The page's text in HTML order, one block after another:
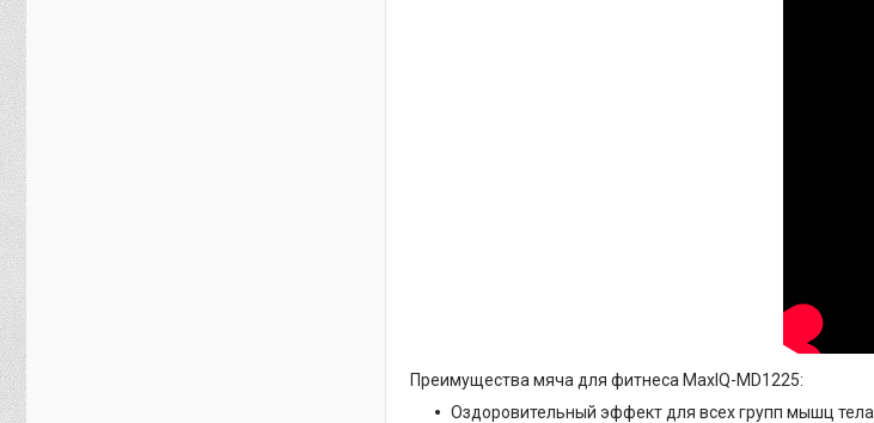
Преимущества мяча для фитнеса MaxIQ-MD1225:
Оздоровительный эффект для всех групп мышц тела.